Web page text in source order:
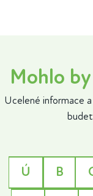
Mohlo
Ucelené informace
Ú B